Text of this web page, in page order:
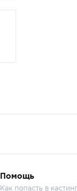
Помощь
Как попасть в